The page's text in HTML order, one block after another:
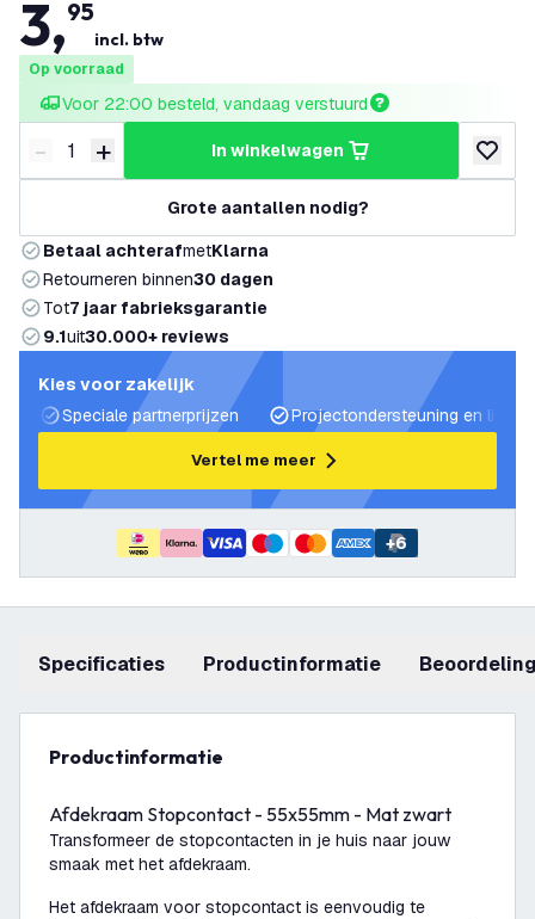
3,95
incl. btw
Op voorraad
Voor 22:00 besteld, vandaag verstuurd
Verminder hoeveelheid
- Verhoog hoeveelheid
+ in winkelwagen
Grote aantallen nodig?
Betaal achterafmetKlarna
Retourneren binnen30 dagen
Tot7 jaar fabrieksgarantie
9.1uit30.000+ reviews
Kies voor zakelijk
Speciale partnerprijzen
Projectondersteuning en
Vertel me meer
+6
Specificaties productinformatie
productinformatie
Afdekraam Stopcontact - 55x55mm - Mat zwart
Transformeer de stopcontacten in je huis naar jouw
smaak met het afdekraam.
Het afdekraam voor stopcontact is eenvoudig te